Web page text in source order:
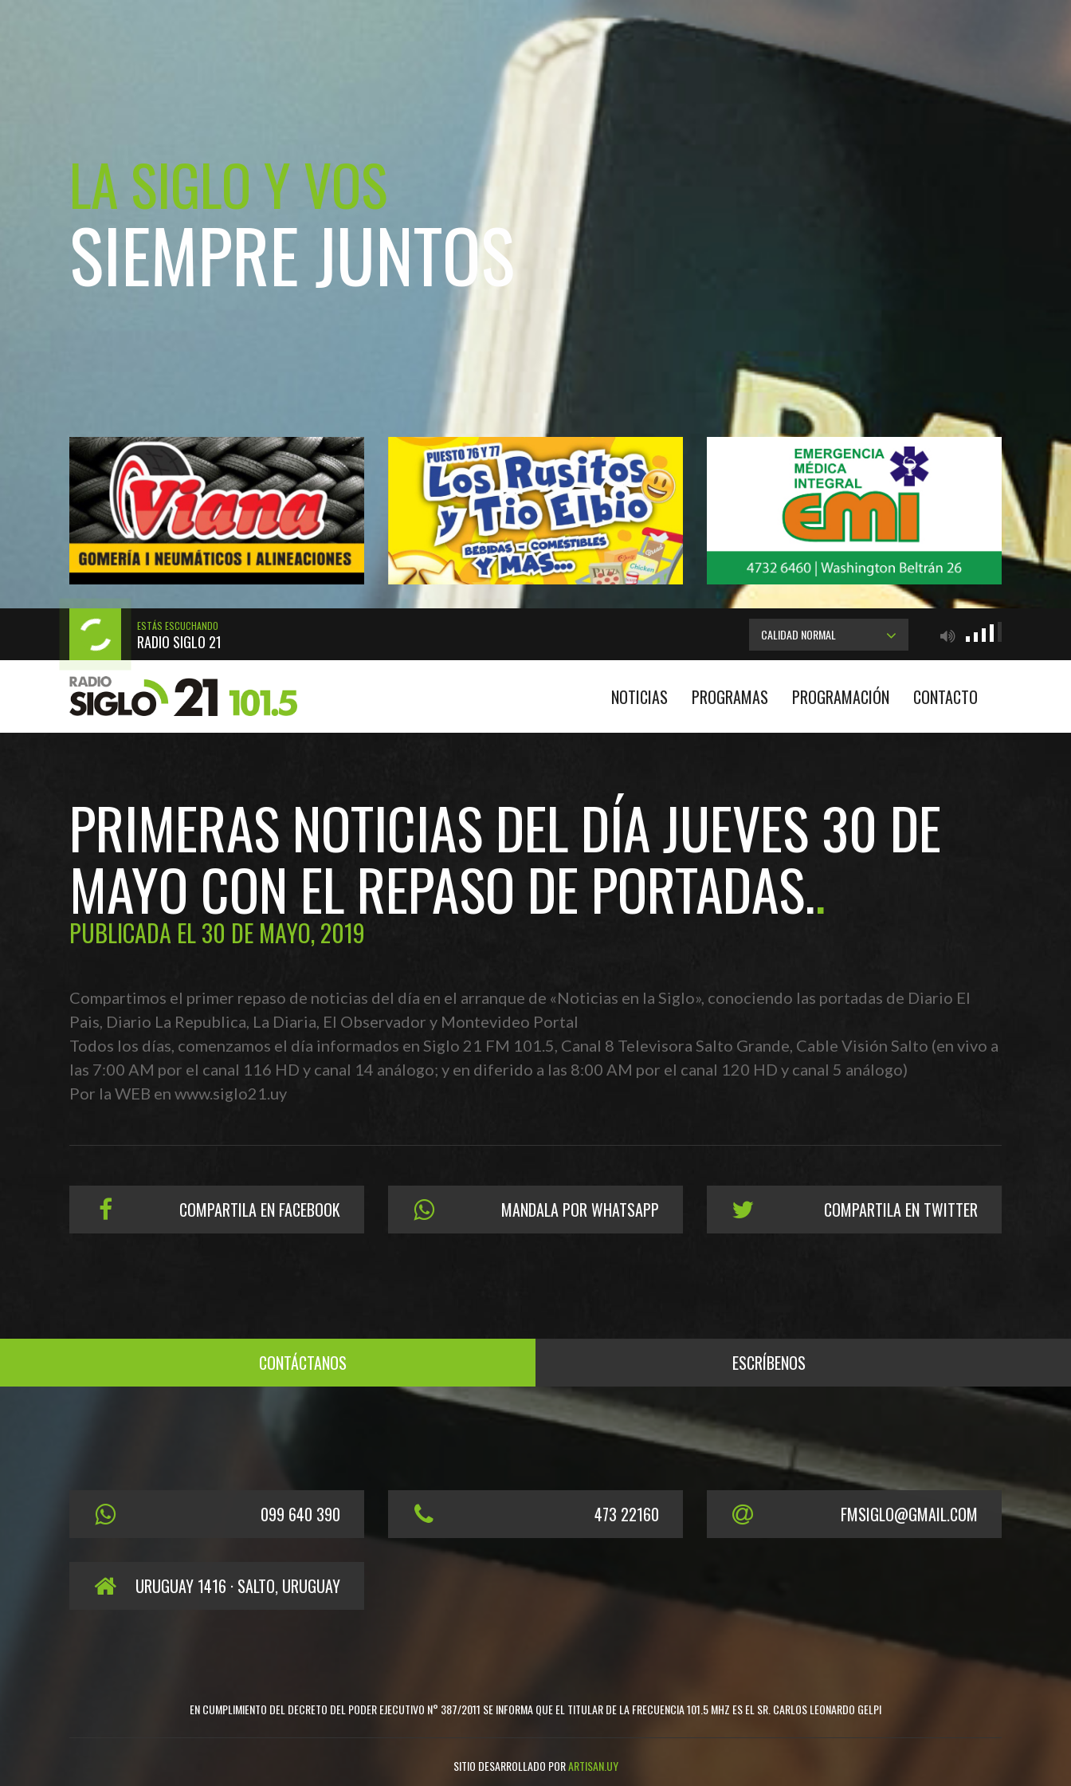
LA SIGLO Y VOS
SIEMPRE JUNTOS
ESTÁS ESCUCHANDO
RADIO SIGLO 21 CALIDAD NORMAL
NOTICIAS PROGRAMAS PROGRAMACIÓN CONTACTO
PRIMERAS NOTICIAS DEL DÍA JUEVES 30 DE
MAYO CON EL REPASO DE PORTADAS.
PUBLICADA EL 30 DE MAYO, 2019
Compartimos el primer repaso de noticias del día en el arranque de «Noticias en la Siglo», conociendo las portadas de Diario El
Pais, Diario La Republica, La Diaria, El Observador y Montevideo Portal
Todos los días, comenzamos el día informados en Siglo 21 FM 101.5, Canal 8 Televisora Salto Grande, Cable Visión Salto (en vivo a
las 7:00 AM por el canal 116 HD y canal 14 análogo; y en diferido a las 8:00 AM por el canal 120 HD y canal 5 análogo)
Por la WEB en www.siglo21.uy
COMPARTILA EN FACEBOOK MANDALA POR WHATSAPP COMPARTILA EN TWITTER
CONTÁCTANOS ESCRÍBENOS
099 640 390 473 22160 FMSIGLO@GMAIL.COM
URUGUAY 1416 · SALTO, URUGUAY
EN CUMPLIMIENTO DEL DECRETO DEL PODER EJECUTIVO N° 387/2011 SE INFORMA QUE EL TITULAR DE LA FRECUENCIA 101.5 MHZ ES EL SR. CARLOS LEONARDO GELPI
SITIO DESARROLLADO PORARTISAN.UY